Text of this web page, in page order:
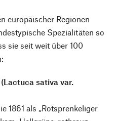
europäischer Regionen
Spezialitäten so
sie seit weit über 100
sativa var.
1861 als „Rotsprenkeliger